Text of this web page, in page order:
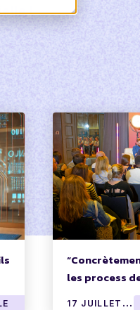
!
les process
1
7 JUILLET 2024